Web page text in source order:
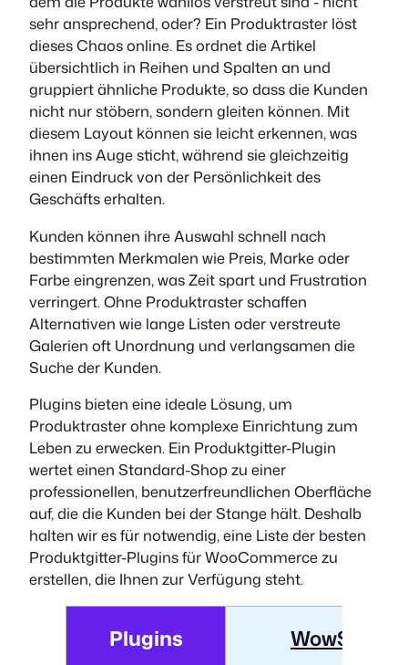
sehr ansprechend, oder? Ein Produktraster löst
dieses Chaos online. Es ordnet die Artikel
übersichtlich in Reihen und Spalten an und
gruppiert ähnliche Produkte, so dass die Kunden
nicht nur stöbern, sondern gleiten können. Mit
diesem Layout können sie leicht erkennen, was
ihnen ins Auge sticht, während sie gleichzeitig
einen Eindruck von der Persönlichkeit des
Geschäfts erhalten.
Kunden können ihre Auswahl schnell nach
bestimmten Merkmalen wie Preis, Marke oder
Farbe eingrenzen, was Zeit spart und Frustration
verringert. Ohne Produktraster schaffen
Alternativen wie lange Listen oder verstreute
Galerien oft Unordnung und verlangsamen die
Suche der Kunden.
Plugins bieten eine ideale Lösung, um
Produktraster ohne komplexe Einrichtung zum
Leben zu erwecken. Ein Produktgitter-Plugin
wertet einen Standard-Shop zu einer
professionellen, benutzerfreundlichen Oberfläche
auf, die die Kunden bei der Stange hält. Deshalb
halten wir es für notwendig, eine Liste der besten
Produktgitter-Plugins für WooCommerce zu
erstellen, die Ihnen zur Verfügung steht.
Plugins
WowStore